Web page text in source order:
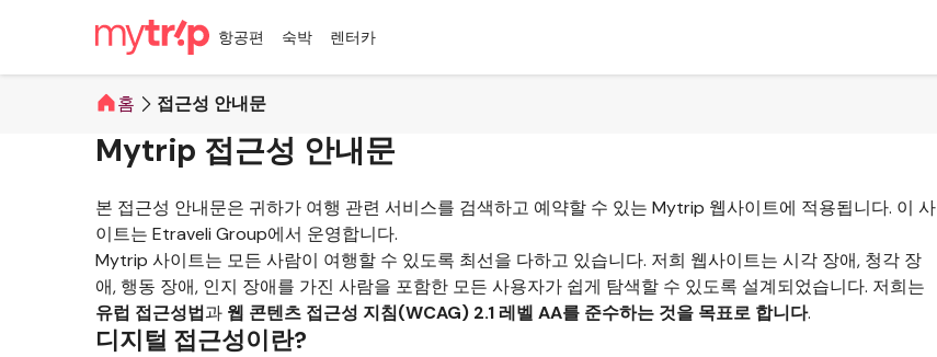
항공편 숙박 렌터카
홈 접근성 안내문
Mytrip 접근성 안내문
본 접근성 안내문은 귀하가 여행 관련 서비스를 검색하고 예약할 수 있는 Mytrip 웹사이트에 적용됩니다. 이 사
이트는 Etraveli Group에서 운영합니다.
Mytrip 사이트는 모든 사람이 여행할 수 있도록 최선을 다하고 있습니다. 저희 웹사이트는 시각 장애, 청각 장
애, 행동 장애, 인지 장애를 가진 사람을 포함한 모든 사용자가 쉽게 탐색할 수 있도록 설계되었습니다. 저희는
유럽 접근성법과 웹 콘텐츠 접근성 지침(WCAG) 2.1 레벨 AA를 준수하는 것을 목표로 합니다.
디지털 접근성이란?